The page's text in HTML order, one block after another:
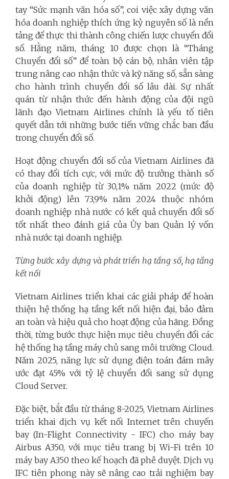
tay “Sức mạnh văn hóa số”, coi việc xây dựng văn
hóa doanh nghiệp thích ứng kỷ nguyên số là nền
tảng để thực thi thành công chiến lược chuyển đổi
số. Hằng năm, tháng 10 được chọn là “Tháng
Chuyển đổi số” để toàn bộ cán bộ, nhân viên tập
trung nâng cao nhận thức và kỹ năng số, sẵn sàng
cho hành trình chuyển đổi số lâu dài. Sự nhất
quán từ nhận thức đến hành động của đội ngũ
lãnh đạo Vietnam Airlines chính là yếu tố tiên
quyết dẫn tới những bước tiến vững chắc ban đầu
trong chuyển đổi số.
Hoạt động chuyển đổi số của Vietnam Airlines đã
có thay đổi tích cực, với mức độ trưởng thành số
của doanh nghiệp từ 30,1% năm 2022 (mức độ
khởi động) lên 73,9% năm 2024 thuộc nhóm
doanh nghiệp nhà nước có kết quả chuyển đổi số
tốt nhất theo đánh giá của Ủy ban Quản lý vốn
nhà nước tại doanh nghiệp.
Từng bước xây dựng và phát triển hạ tầng số, hạ tầng
kết nối
Vietnam Airlines triển khai các giải pháp để hoàn
thiện hệ thống hạ tầng kết nối hiện đại, bảo đảm
an toàn và hiệu quả cho hoạt động của hãng. Đồng
thời, từng bước thực hiện mục tiêu chuyển đổi các
hệ thống hạ tầng máy chủ sang môi trường Cloud.
Năm 2025, năng lực sử dụng điện toán đám mây
ước đạt 45% với tỷ lệ chuyển đổi sang sử dụng
Cloud Server.
Đặc biệt, bắt đầu từ tháng 8-2025, Vietnam Airlines
triển khai dịch vụ kết nối Internet trên chuyến
bay (In-Flight Connectivity - IFC) cho máy bay
Airbus A350, với mục tiêu trang bị Wi-Fi trên 10
máy bay A350 theo kế hoạch đã phê duyệt. Dịch vụ
IFC tiên phong này sẽ nâng cao trải nghiệm bay